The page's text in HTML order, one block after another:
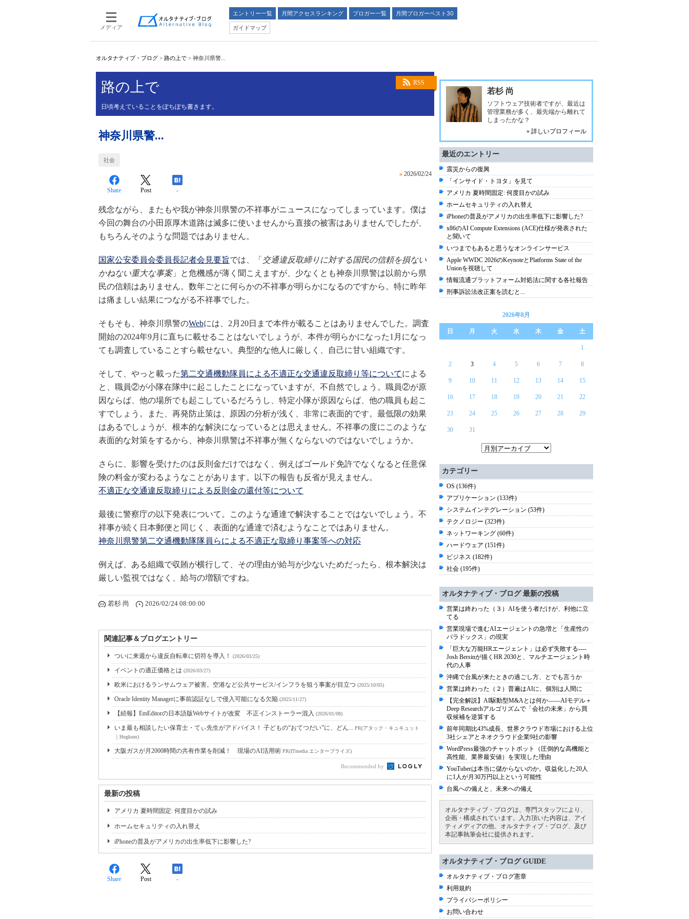
メディア
エントリー一覧 月間アクセスランキング ブロガー一覧
月間ブロガーベスト30
ガイドマップ
オルタナティブ・ブログ > 路の上で > 神奈川県警...
RSS
路の上で
日頃考えていることをぽちぽち書きます。
神奈川県警...
社会
» 2026/02/24
Share Post -
残念ながら、またもや我が神奈川県警の不祥事がニュースになってしまっています。僕は
今回の舞台の小田原厚木道路は滅多に使いませんから直接の被害はありませんでしたが、
もちろんそのような問題ではありません。
国家公安委員会委員長記者会見要旨では、「 交通違反取締りに対する国民の信頼を損ない
かねない重大な事案」と危機感が薄く聞こえますが、少なくとも神奈川県警は以前から県
民の信頼はありません。数年ごとに何らかの不祥事が明らかになるのですから。特に昨年
は痛ましい結果につながる不祥事でした。
そもそも、神奈川県警のWebには、2月20日まで本件が載ることはありませんでした。調査
開始の2024年9月に直ちに載せることはないでしょうが、本件が明らかになった1月になっ
ても調査していることすら載せない。典型的な他人に厳しく、自己に甘い組織です。
そして、やっと載った第二交通機動隊員による不適正な交通違反取締り等についてによる
と、職員②が小隊在隊中に起こしたことになっていますが、不自然でしょう。職員②が原
因ならば、他の場所でも起こしているだろうし、特定小隊が原因ならば、他の職員も起こ
すでしょう。また、再発防止策は、原因の分析が浅く、非常に表面的です。最低限の効果
はあるでしょうが、根本的な解決になっているとは思えません。不祥事の度にこのような
表面的な対策をするから、神奈川県警は不祥事が無くならないのではないでしょうか。
さらに、影響を受けたのは反則金だけではなく、例えばゴールド免許でなくなると任意保
険の料金が変わるようなことがあります。以下の報告も反省が見えません。
不適正な交通違反取締りによる反則金の還付等について
最後に警察庁の以下発表について。このような通達で解決することではないでしょう。不
祥事が続く日本郵便と同じく、表面的な通達で済むようなことではありません。
神奈川県警第二交通機動隊隊員らによる不適正な取締り事案等への対応
例えば、ある組織で収賄が横行して、その理由が給与が少ないためだったら、根本解決は
厳しい監視ではなく、給与の増額ですね。
若杉 尚 2026/02/24 08:00:00
関連記事＆ブログエントリー
ついに来週から違反自転車に切符を導入！ (2026/03/25)
イベントの適正価格とは (2026/03/27)
欧米におけるランサムウェア被害。空港など公共サービス/インフラを狙う事案が目立つ (2025/10/05)
Oracle Identity Managerに事前認証なしで侵入可能になる欠陥 (2025/11/27)
【続報】EmEditorの日本語版Webサイトが改変 不正インストーラー混入 (2026/01/08)
いま最も相談したい保育士・てぃ先生がアドバイス！ 子どもの“おてつだい”に、どん... PR(アタック・キュキュット
｜Hugkum)
大阪ガスが月2000時間の共有作業を削減！ 現場のAI活用術 PR(ITmedia エンタープライズ)
Recommended by
最新の投稿
アメリカ 夏時間固定: 何度目かの試み
ホームセキュリティの入れ替え
iPhoneの普及がアメリカの出生率低下に影響した?
Share Post -
若杉 尚
ソフトウェア技術者ですが、最近は
管理業務が多く、最先端から離れて
しまったかな？
» 詳しいプロフィール
最近のエントリー
震災からの復興
「インサイド・トヨタ」を見て
アメリカ 夏時間固定: 何度目かの試み
ホームセキュリティの入れ替え
iPhoneの普及がアメリカの出生率低下に影響した?
x86のAI Compute Extensions (ACE)仕様が発表された
と聞いて
いつまでもあると思うなオンラインサービス
Apple WWDC 2026のKeynoteとPlatforms State of the
Unionを視聴して
情報流通プラットフォーム対処法に関する各社報告
刑事訴訟法改正案を読むと...
2026年8月
日 月 火 水 木 金 土
1
2 3 4 5 6 7 8
9 10 11 12 13 14 15
16 17 18 19 20 21 22
23 24 25 26 27 28 29
30 31
カテゴリー
OS (136件)
アプリケーション (133件)
システムインテグレーション (53件)
テクノロジー (323件)
ネットワーキング (60件)
ハードウェア (151件)
ビジネス (182件)
社会 (195件)
オルタナティブ・ブログ 最新の投稿
営業は終わった（３）AIを使う者だけが、利他に立
てる
営業現場で進むAIエージェントの急増と「生産性の
パラドックス」の現実
「巨大な万能HRエージェント」は必ず失敗する----
Josh Bersinが描くHR 2030と、マルチエージェント時
代の人事
沖縄で台風が来たときの過ごし方、とでも言うか
営業は終わった（２）普遍はAIに、個別は人間に
【完全解説】AI駆動型M&Aとは何か――AIモデル＋
Deep Researchアルゴリズムで「会社の未来」から買
収候補を逆算する
前年同期比43%成長、世界クラウド市場における上位
3社シェアとネオクラウド企業9社の影響
WordPress最強のチャットボット（圧倒的な高機能と
高性能、業界最安値）を実現した理由
YouTuberは本当に儲からないのか。収益化した20人
に1人が月30万円以上という可能性
台風への備えと、未来への備え
オルタナティブ・ブログは、専門スタッフにより、
企画・構成されています。入力頂いた内容は、アイ
ティメディアの他、オルタナティブ・ブログ、及び
本記事執筆会社に提供されます。
オルタナティブ・ブログ GUIDE
オルタナティブ・ブログ憲章
利用規約
プライバシーポリシー
お問い合わせ